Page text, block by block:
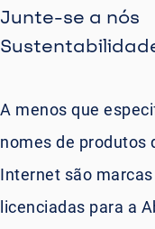
Junte-se a nós
A menos que
nomes de produtos
Internet são
licenciadas para a